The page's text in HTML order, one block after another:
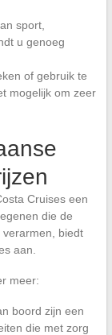
sport,
u genoeg
of gebruik te
mogelijk om zeer
Cruises een
die de
biedt
aan.
meer:
boord zijn een
die met zorg